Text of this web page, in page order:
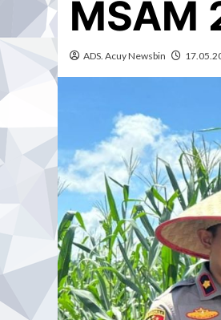
MSAM
ADS. Acuy Newsbin